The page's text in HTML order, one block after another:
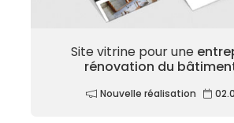
Site vitrine pour une
rénovation du
Nouvelle réalisation